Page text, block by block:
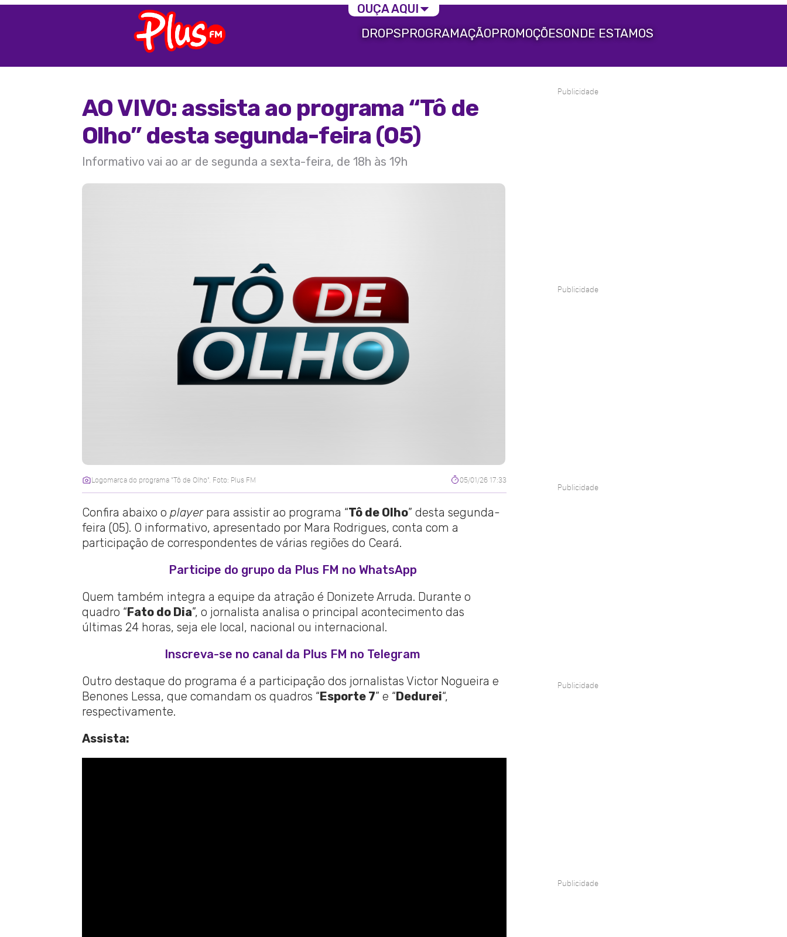
DROPSPROGRAMAÇÃOPROMOÇÕESONDE ESTAMOS
AO VIVO: assista ao programa “Tô de
Olho” desta segunda-feira (05)
Informativo vai ao ar de segunda a sexta-feira, de 18h às 19h
Logomarca do programa "Tô de Olho". Foto: Plus FM 05/01/26 17:33
Confira abaixo o player para assistir ao programa “Tô de Olho” desta segunda-
feira (05). O informativo, apresentado por Mara Rodrigues, conta com a
participação de correspondentes de várias regiões do Ceará.
Participe do grupo da Plus FM no WhatsApp
Quem também integra a equipe da atração é Donizete Arruda. Durante o
quadro “Fato do Dia”, o jornalista analisa o principal acontecimento das
últimas 24 horas, seja ele local, nacional ou internacional.
Inscreva-se no canal da Plus FM no Telegram
Outro destaque do programa é a participação dos jornalistas Victor Nogueira e
Benones Lessa, que comandam os quadros “Esporte 7” e “Dedurei“,
respectivamente.
Assista:
Publicidade
Publicidade
Publicidade
Publicidade
Publicidade
OUÇA AQUI